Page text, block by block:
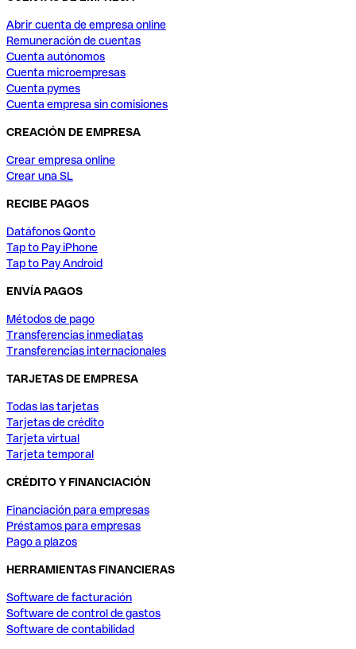
Abrir cuenta de empresa online
Remuneración de cuentas
Cuenta autónomos
Cuenta microempresas
Cuenta pymes
Cuenta empresa sin comisiones
CREACIÓN DE EMPRESA
Crear empresa online
Crear una SL
RECIBE PAGOS
Datáfonos Qonto
Tap to Pay iPhone
Tap to Pay Android
ENVÍA PAGOS
Métodos de pago
Transferencias inmediatas
Transferencias internacionales
TARJETAS DE EMPRESA
Todas las tarjetas
Tarjetas de crédito
Tarjeta virtual
Tarjeta temporal
CRÉDITO Y FINANCIACIÓN
Financiación para empresas
Préstamos para empresas
Pago a plazos
HERRAMIENTAS FINANCIERAS
Software de facturación
Software de control de gastos
Software de contabilidad